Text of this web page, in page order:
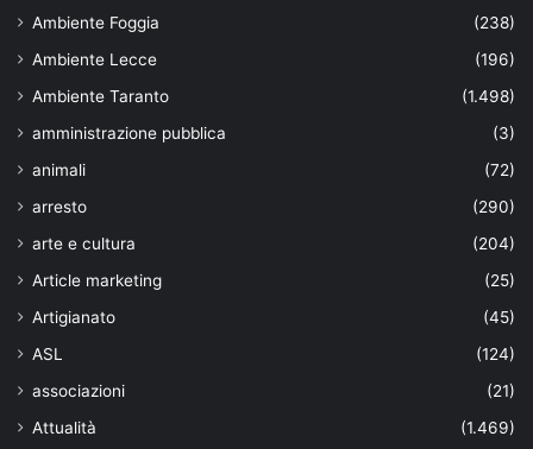
Ambiente Foggia
(238)
Ambiente Lecce
(196)
Ambiente Taranto
(1.498)
amministrazione pubblica
(3)
animali
(72)
arresto
(290)
arte e cultura
(204)
Article marketing
(25)
Artigianato
(45)
ASL
(124)
associazioni
(21)
Attualità
(1.469)